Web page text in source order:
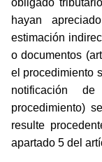
hayan
estimación
o documentos
el procedimiento
notificación
procedimiento)
resulte
apartado 5 del